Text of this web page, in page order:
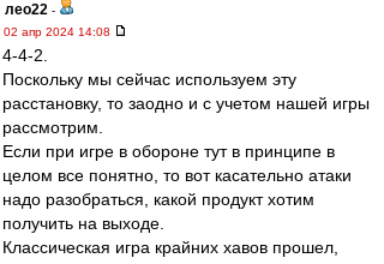
лео22 -
02 апр 2024 14:08
4-4-2.
Поскольку мы сейчас используем эту
расстановку, то заодно и с учетом нашей игры
рассмотрим.
Если при игре в обороне тут в принципе в
целом все понятно, то вот касательно атаки
надо разобраться, какой продукт хотим
получить на выходе.
Классическая игра крайних хавов прошел,